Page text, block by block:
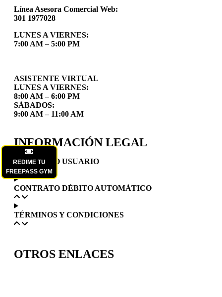
REDIME TU
FREEPASS GYM
Línea Asesora Comercial Web:
301 1977028
LUNES A VIERNES:
7:00 AM – 5:00 PM
ASISTENTE VIRTUAL
LUNES A VIERNES:
8:00 AM – 6:00 PM
SÁBADOS:
9:00 AM – 11:00 AM
INFORMACIÓN LEGAL
CONTRATO USUARIO
CONTRATO DÉBITO AUTOMÁTICO
TÉRMINOS Y CONDICIONES
OTROS ENLACES